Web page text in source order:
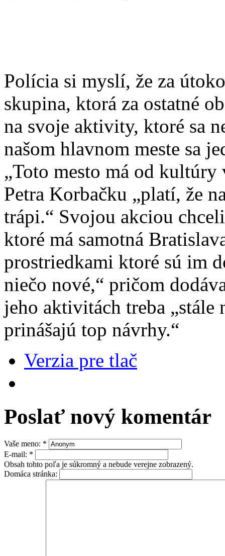
Polícia si myslí, že za
skupina, ktorá za ostatné
na svoje aktivity, ktoré sa
našom hlavnom meste sa
„Toto mesto má od
Petra Korbačku „platí, že
trápi.“ Svojou akciou
ktoré má samotná
prostriedkami ktoré sú im
niečo nové,“ pričom
jeho aktivitách treba
prinášajú top návrhy.“
Verzia pre tlač
Poslať nový komentár
Vaše meno: *
E-mail: *
Obsah tohto poľa je súkromný a nebude verejne zobrazený.
Domáca stránka: